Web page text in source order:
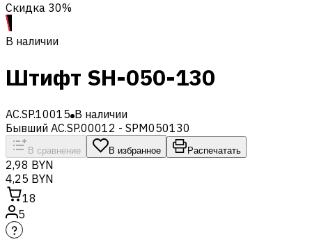
Скидка 30%
В наличии
Штифт SH-050-130
AC.SP.10015 В наличии
Бывший AC.SP.00012 - SPM050130
В сравнение В избранное Распечатать
2,98 BYN
4,25 BYN
18
5